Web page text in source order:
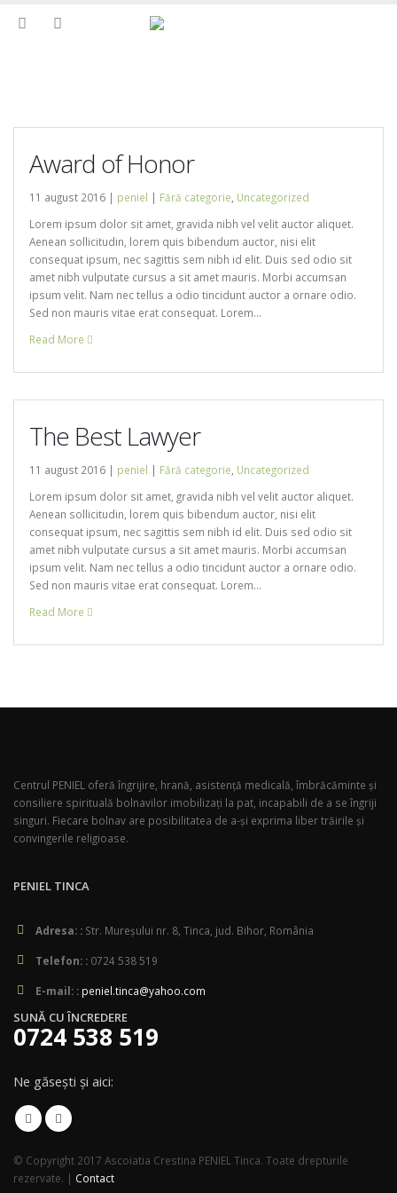
Award of Honor
11 august 2016 | peniel | Fără categorie Uncategorized
Lorem ipsum dolor sit amet, gravida nibh vel velit auctor aliquet.
Aenean sollicitudin, lorem quis bibendum auctor, nisi elit
consequat ipsum, nec sagittis sem nibh id elit. Duis sed odio sit
amet nibh vulputate cursus a sit amet mauris. Morbi accumsan
ipsum velit. Nam nec tellus a odio tincidunt auctor a ornare odio.
Sed non mauris vitae erat consequat. Lorem...
Read More
The Best Lawyer
11 august 2016 | peniel | Fără categorie Uncategorized
Lorem ipsum dolor sit amet, gravida nibh vel velit auctor aliquet.
Aenean sollicitudin, lorem quis bibendum auctor, nisi elit
consequat ipsum, nec sagittis sem nibh id elit. Duis sed odio sit
amet nibh vulputate cursus a sit amet mauris. Morbi accumsan
ipsum velit. Nam nec tellus a odio tincidunt auctor a ornare odio.
Sed non mauris vitae erat consequat. Lorem...
Read More
Centrul PENIEL oferă îngrijire, hrană, asistenţă medicală, îmbrăcăminte şi
consiliere spirituală bolnavilor imobilizaţi la pat, incapabili de a se îngriji
singuri. Fiecare bolnav are posibilitatea de a-şi exprima liber trăirile şi
convingerile religioase.
PENIEL TINCA
Adresa: : Str. Mureşului nr. 8, Tinca, jud. Bihor, România
Telefon: : 0724 538 519
E-mail: : peniel.tinca@yahoo.com
SUNĂ CU ÎNCREDERE
0724 538 519
Ne găsești și aici:
© Copyright 2017 Ascoiatia Crestina PENIEL Tinca. Toate drepturile
rezervate. | Contact